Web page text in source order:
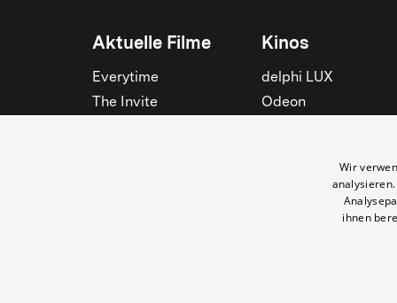
Aktuelle Filme
Everytime
The Invite
Kinos
delphi LUX
Odeon
Wir
ihnen